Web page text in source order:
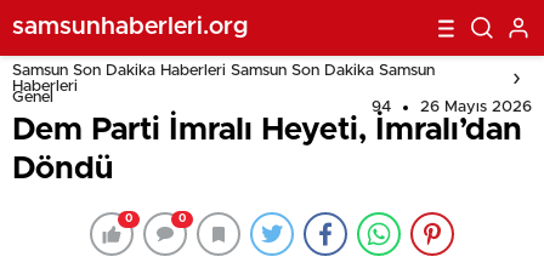
samsunhaberleri.org
Samsun Son Dakika Haberleri Samsun Son Dakika Samsun
Haberleri
Genel
94 26 Mayıs 2026
Dem Parti İmralı Heyeti, İmralı’dan
Döndü
0 0